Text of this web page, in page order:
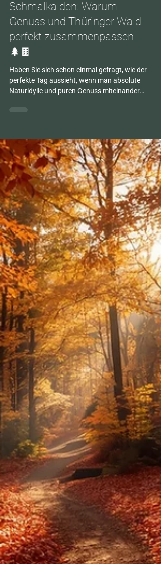
Nougatstadt
Schmalkalden: Warum
Genuss und Thüringer Wald
perfekt zusammenpassen
🌲🍫
Haben Sie sich schon einmal gefragt, wie der
grenzt, haben wir die Antwort für Sie gefunden.